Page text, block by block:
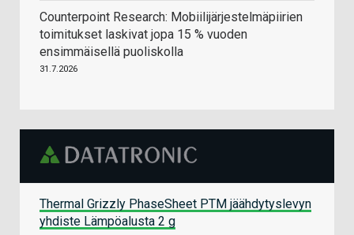
Counterpoint Research: Mobiilijärjestelmäpiirien
toimitukset laskivat jopa 15 % vuoden
ensimmäisellä puoliskolla
31.7.2026
Thermal Grizzly PhaseSheet PTM jäähdytyslevyn
yhdiste Lämpöalusta 2 g